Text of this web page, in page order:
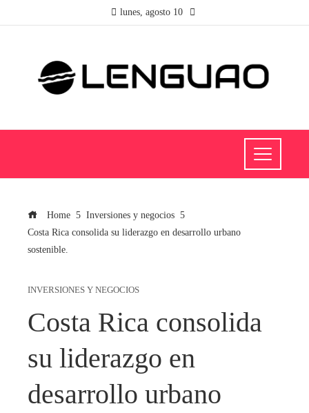
lunes, agosto 10
Home
Inversiones y negocios
Costa Rica consolida su liderazgo en desarrollo urbano
sostenible.
INVERSIONES Y NEGOCIOS
Costa Rica consolida
su liderazgo en
desarrollo urbano